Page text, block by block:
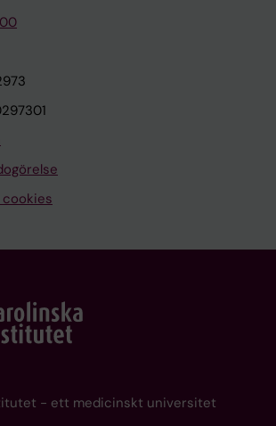
cookies
- ett medicinskt universitet